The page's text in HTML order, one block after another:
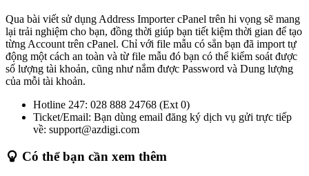
Qua bài viết sử dụng Address Importer cPanel trên hi vọng sẽ mang
lại trải nghiệm cho bạn, đồng thời giúp bạn tiết kiệm thời gian để tạo
từng Account trên cPanel. Chỉ với file mẫu có sẳn bạn đã import tự
động một cách an toàn và từ file mẫu đó bạn có thể kiểm soát được
số lượng tài khoản, cũng như nắm được Password và Dung lượng
của mỗi tài khoản.
Hotline 247: 028 888 24768 (Ext 0)
Ticket/Email: Bạn dùng email đăng ký dịch vụ gửi trực tiếp
về: support@azdigi.com
Có thể bạn cần xem thêm